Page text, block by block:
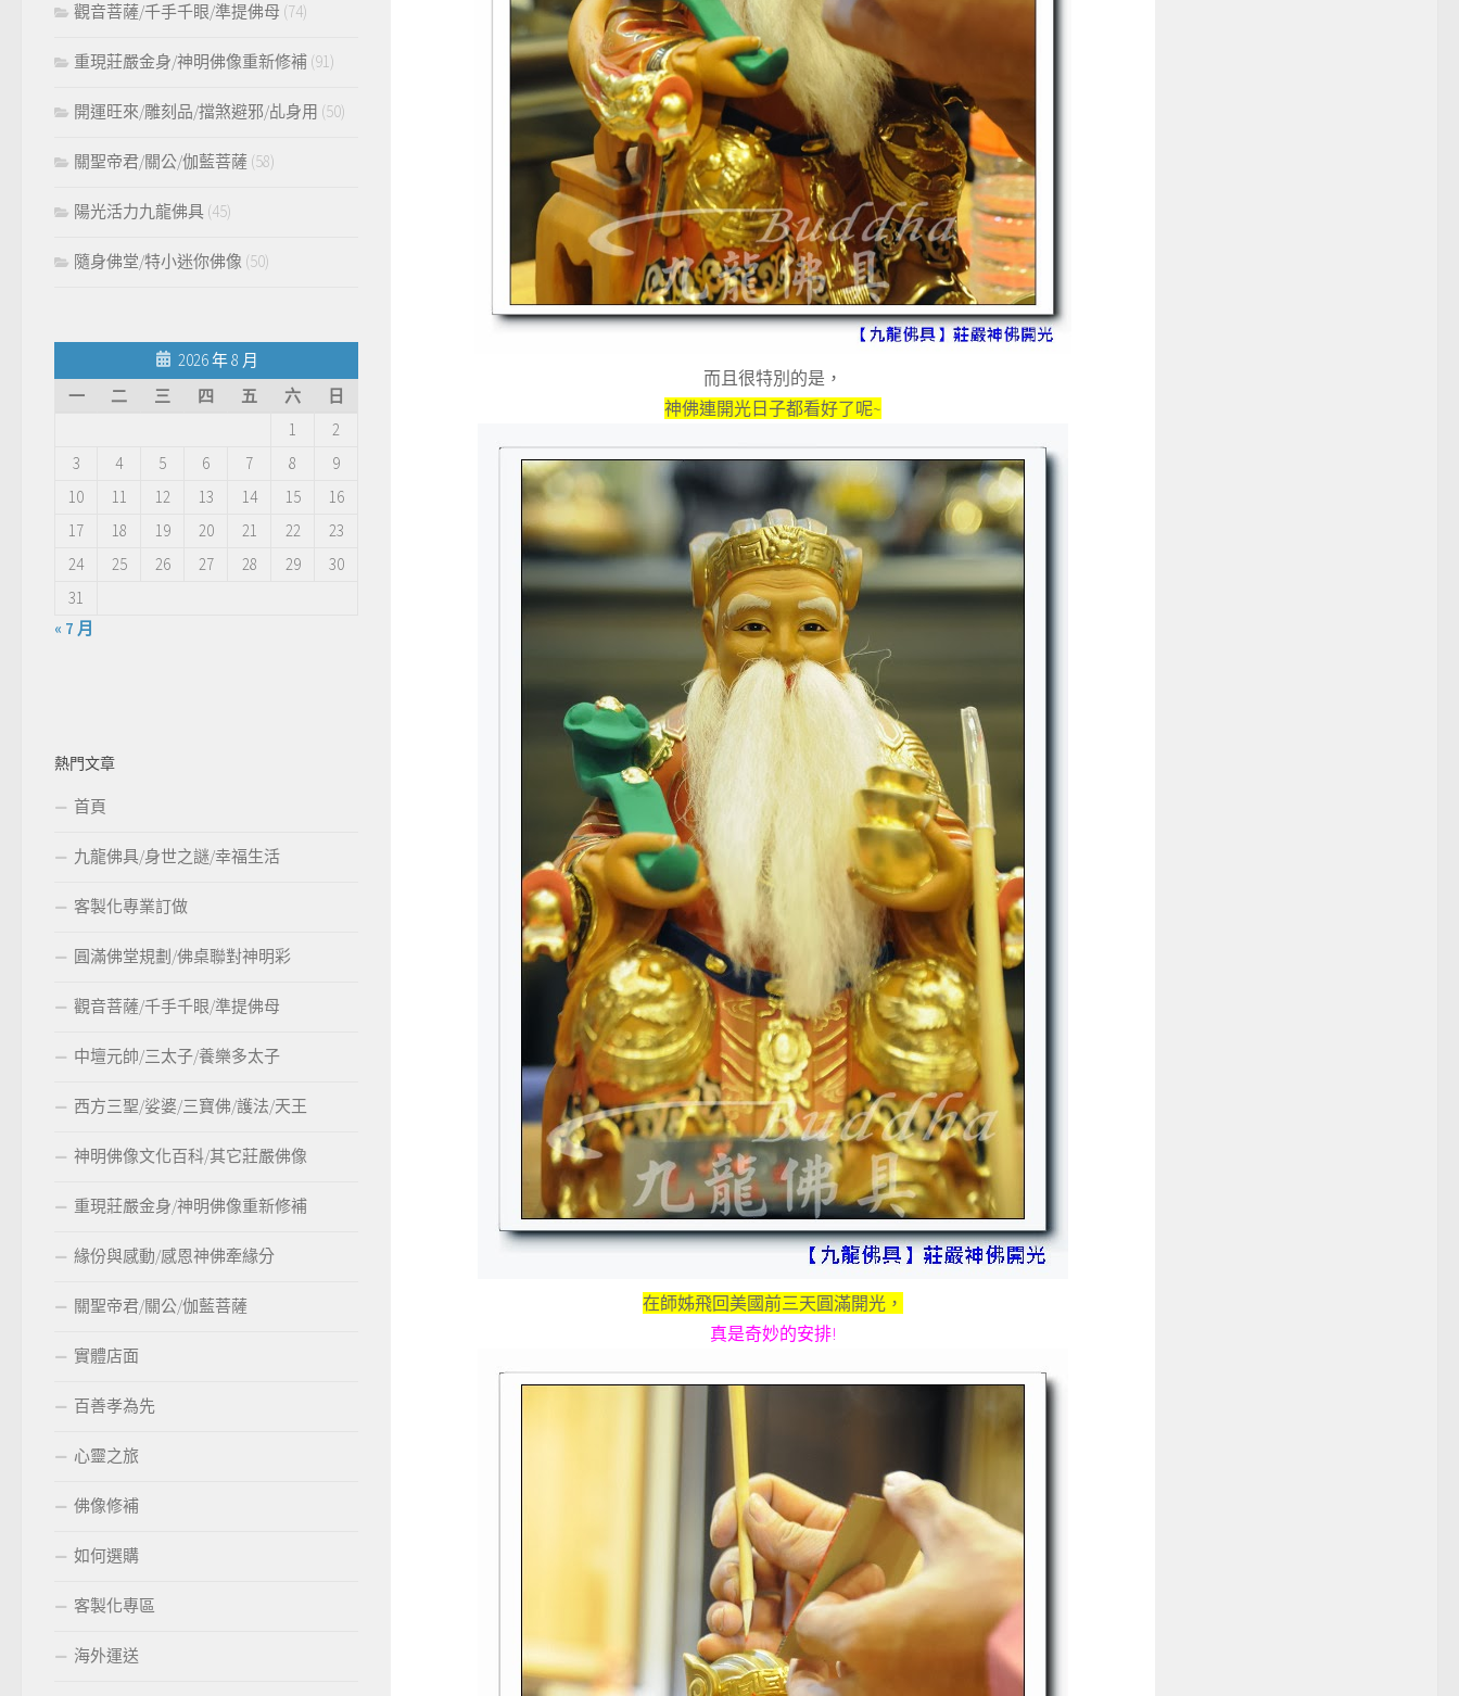
而且很特別的是，
神佛連開光日子都看好了呢~
在師姊飛回美國前三天圓滿開光，
真是奇妙的安排!
觀音菩薩/千手千眼/準提佛母 (74)
重現莊嚴金身/神明佛像重新修補 (91)
開運旺來/雕刻品/擋煞避邪/乩身用 (50)
關聖帝君/關公/伽藍菩薩 (58)
陽光活力九龍佛具 (45)
隨身佛堂/特小迷你佛像 (50)
2026 年 8 月
一
二 三 四 五 六
日
1
2
3
4 5 6 7 8
9
10
11 12 13 14 15
16
17
18 19 20 21 22
23
24
25 26 27 28 29
30
31
« 7 月
熱門文章
首頁
九龍佛具/身世之謎/幸福生活
客製化專業訂做
圓滿佛堂規劃/佛桌聯對神明彩
觀音菩薩/千手千眼/準提佛母
中壇元帥/三太子/養樂多太子
西方三聖/娑婆/三寶佛/護法/天王
神明佛像文化百科/其它莊嚴佛像
重現莊嚴金身/神明佛像重新修補
緣份與感動/感恩神佛牽緣分
關聖帝君/關公/伽藍菩薩
實體店面
百善孝為先
心靈之旅
佛像修補
如何選購
客製化專區
海外運送